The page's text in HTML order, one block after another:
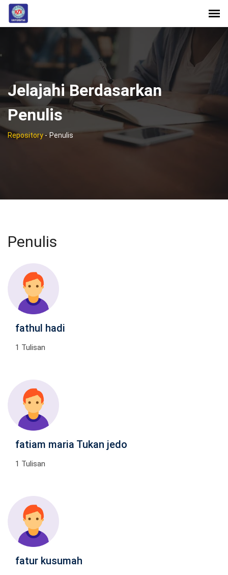
Jelajahi Berdasarkan
Penulis
Repository- Penulis
Penulis
fathul hadi
1 Tulisan
fatiam maria Tukan jedo
1 Tulisan
fatur kusumah